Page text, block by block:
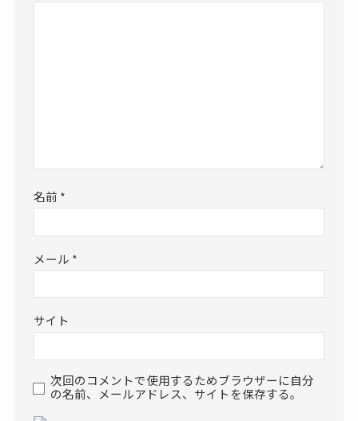
名前 *
メール *
サイト
次回のコメントで使用するためブラウザーに自分
の名前、メールアドレス、サイトを保存する。